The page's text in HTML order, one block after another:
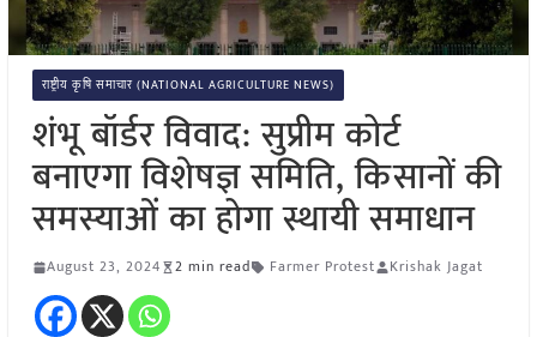
राष्ट्रीय कृषि समाचार (NATIONAL AGRICULTURE NEWS)
शंभू बॉर्डर विवाद: सुप्रीम कोर्ट
बनाएगा विशेषज्ञ समिति, किसानों की
समस्याओं का होगा स्थायी समाधान
August 23, 2024 2 min read Farmer Protest Krishak Jagat